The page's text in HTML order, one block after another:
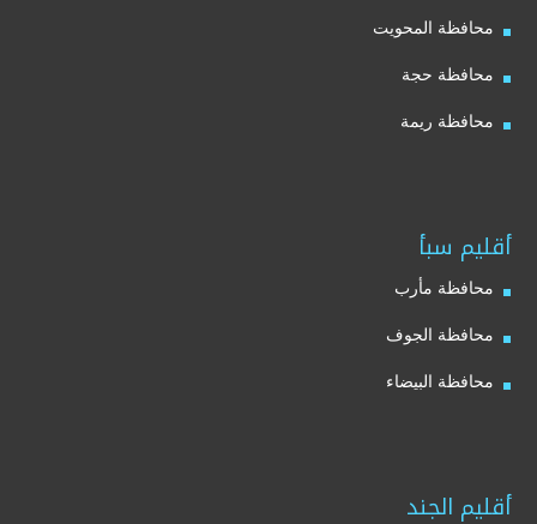
محافظة المحويت
محافظة حجة
محافظة ريمة
أقليم سبأ
محافظة مأرب
محافظة الجوف
محافظة البيضاء
أقليم الجند